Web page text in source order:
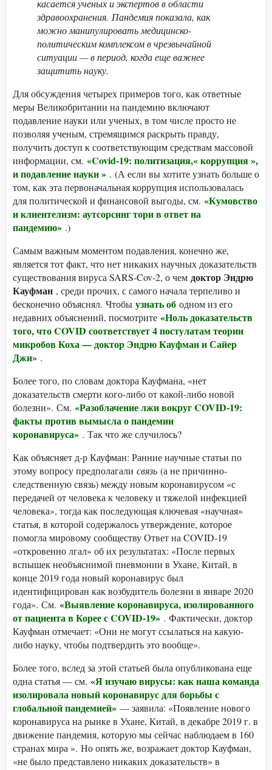
касается ученых и экспертов в области
здравоохранения. Пандемия показала, как
можно манипулировать медицинско-
политическим комплексом в чрезвычайной
ситуации — в период, когда еще важнее
защитить науку.
Для обсуждения четырех примеров того, как ответные
меры Великобритании на пандемию включают
подавление науки или ученых, в том числе просто не
позволяя ученым, стремящимся раскрыть правду,
получить доступ к соответствующим средствам массовой
информации, см. «Covid-19: политизация,« коррупция »,
и подавление науки » . (А если вы хотите узнать больше о
том, как эта первоначальная коррупция использовалась
для политической и финансовой выгоды, см. «Кумовство
и клиентелизм: аутсорсинг тори в ответ на
пандемию» .)
Самым важным моментом подавления, конечно же,
является тот факт, что нет никаких научных доказательств
существования вируса SARS-Cov-2, о чем доктор Эндрю
Кауфман , среди прочих, с самого начала терпеливо и
бесконечно объяснял. Чтобы узнать об одном из его
недавних объяснений, посмотрите «Ноль доказательств
того, что COVID соответствует 4 постулатам теории
микробов Коха — доктор Эндрю Кауфман и Сайер
Джи» .
Более того, по словам доктора Кауфмана, «нет
доказательств смерти кого-либо от какой-либо новой
болезни». См. «Разоблачение лжи вокруг COVID-19:
факты против вымысла о пандемии
коронавируса» . Так что же случилось?
Как объясняет д-р Кауфман: Ранние научные статьи по
этому вопросу предполагали связь (а не причинно-
следственную связь) между новым коронавирусом «с
передачей от человека к человеку и тяжелой инфекцией
человека», тогда как последующая ключевая «научная»
статья, в которой содержалось утверждение, которое
помогла мировому сообществу Ответ на COVID-19
«откровенно лгал» об их результатах: «После первых
вспышек необъяснимой пневмонии в Ухане, Китай, в
конце 2019 года новый коронавирус был
идентифицирован как возбудитель болезни в январе 2020
года». См. «Выявление коронавируса, изолированного
от пациента в Корее с COVID-19» . Фактически, доктор
Кауфман отмечает: «Они не могут ссылаться на какую-
либо науку, чтобы подтвердить это вообще».
Более того, вслед за этой статьей была опубликована еще
одна статья — см. «Я изучаю вирусы: как наша команда
изолировала новый коронавирус для борьбы с
глобальной пандемией» — заявила: «Появление нового
коронавируса на рынке в Ухане, Китай, в декабре 2019 г. в
движение пандемия, которую мы сейчас наблюдаем в 160
странах мира ». Но опять же, возражает доктор Кауфман,
«не было представлено никаких доказательств» в